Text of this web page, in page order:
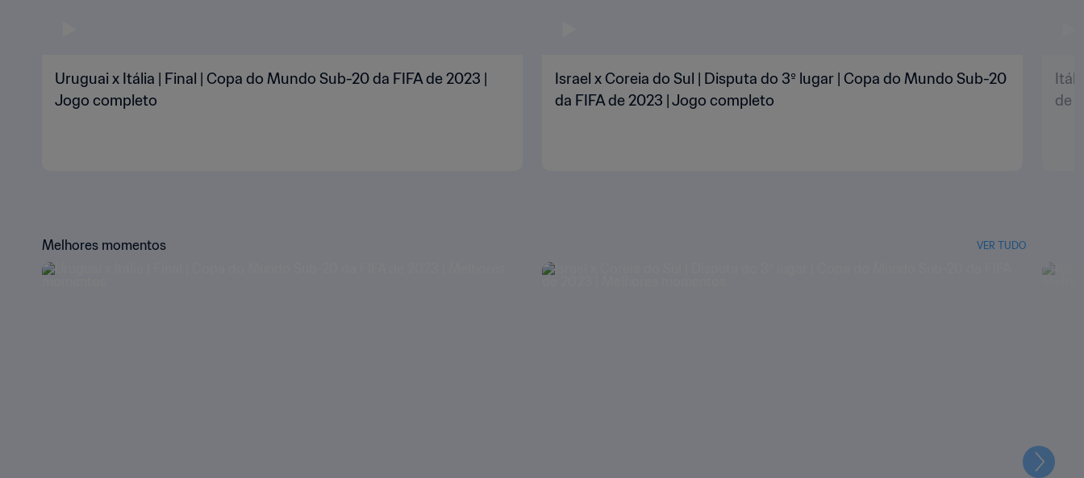
Uruguai x Itália | Final | Copa do Mundo Sub-20 da FIFA de 2023 |
Jogo completo
Israel x Coreia do Sul | Disputa do 3º lugar | Copa do Mundo Sub-20
da FIFA de 2023 | Jogo completo
de
Melhores momentos VER TUDO